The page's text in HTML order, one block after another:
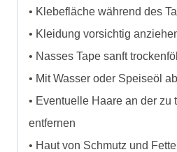
• Klebefläche während des
• Kleidung vorsichtig
• Nasses Tape sanft
• Mit Wasser oder Speiseöl
• Eventuelle Haare an der zu
entfernen
• Haut von Schmutz und